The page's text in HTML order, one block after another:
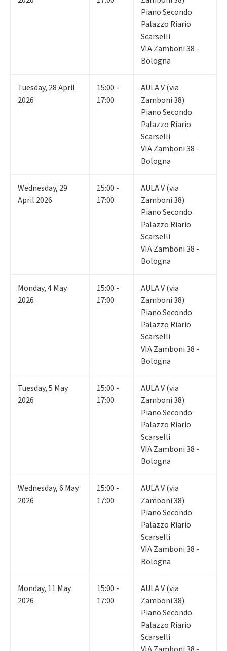
Piano Secondo
Palazzo Riario
Scarselli
VIA Zamboni 38 -
Bologna
Tuesday, 28April
2026
15:00 -
17:00
AULA V (via
Zamboni 38)
Piano Secondo
Palazzo Riario
Scarselli
VIA Zamboni 38 -
Bologna
Wednesday, 29
April 2026
15:00 -
17:00
AULA V (via
Zamboni 38)
Piano Secondo
Palazzo Riario
Scarselli
VIA Zamboni 38 -
Bologna
Monday,4May
2026
15:00 -
17:00
AULA V (via
Zamboni 38)
Piano Secondo
Palazzo Riario
Scarselli
VIA Zamboni 38 -
Bologna
Tuesday,5 May
2026
15:00 -
17:00
AULA V (via
Zamboni 38)
Piano Secondo
Palazzo Riario
Scarselli
VIA Zamboni 38 -
Bologna
Wednesday,6 May
2026
15:00 -
17:00
AULA V (via
Zamboni 38)
Piano Secondo
Palazzo Riario
Scarselli
VIA Zamboni 38 -
Bologna
Monday, 11 May
2026
15:00 -
17:00
AULA V (via
Zamboni 38)
Piano Secondo
Palazzo Riario
Scarselli